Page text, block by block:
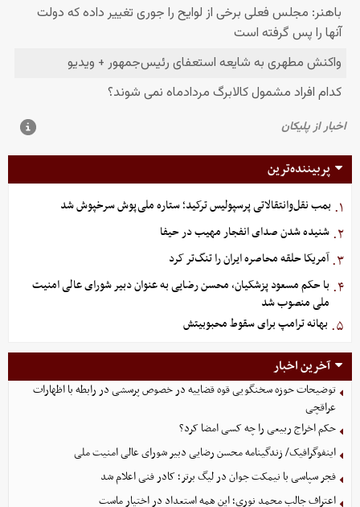
پربیننده‌ترین
۱. بمب نقل‌وانتقالاتی پرسپولیس ترکید؛ ستاره ملی‌پوش سرخپوش شد
۲. شنیده شدن صدای انفجار مهیب در حیفا
۳. آمریکا حلقه محاصره ایران را تنگ‌تر کرد
۴. با حکم مسعود پزشکیان، محسن رضایی به عنوان دبیر شورای عالی امنیت
ملی منصوب شد
۵. بهانه ترامپ برای سقوط محبوبیتش
آخرین اخبار
توضیحات حوزه سخنگویی قوه قضاییه در خصوص پرسشی در رابطه با اظهارات
عراقچی
حکم اخراج ربیعی را چه کسی امضا کرد؟
اینفوگرافیک/ زندگینامه محسن رضایی دبیر شورای عالی امنیت‌ ملی
فجر سپاسی با نیمکت جوان در لیگ برتر؛ کادر فنی اعلام شد
اعتراف جالب محمد نوری؛ این همه استعداد در اختیار ماست